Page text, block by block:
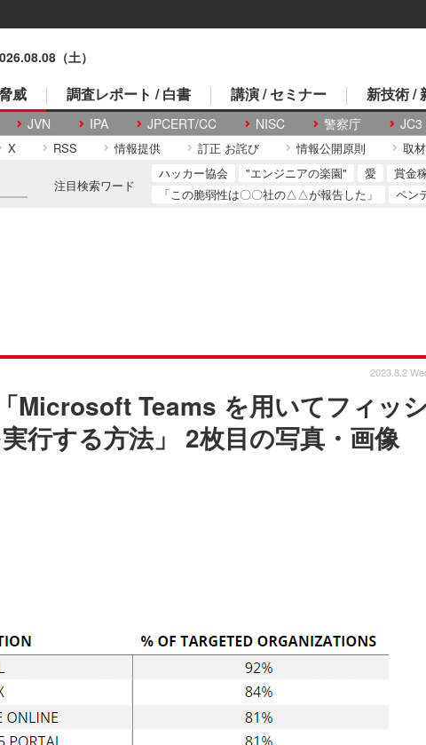
（土）
威
JVN IPA JPCERT/CC NISC 警察庁 JC3
調査レポート / 白書 講演 / セミナー 新技術 /
X RSS 情報提供 訂正 お詫び 情報公開原則 取
注目検索ワード
ハッカー協会 "エンジニアの楽園" 愛 賞金
「この脆弱性は〇〇社の△△が報告した」
ペン
Microsoft Teams を用いてフィッシ
行する方法」 2枚目の写真・画像
2023.8.2